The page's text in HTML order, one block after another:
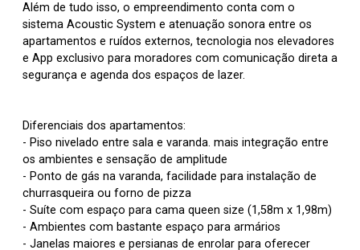
Além de tudo isso, o empreendimento conta com o
sistema Acoustic System e atenuação sonora entre os
apartamentos e ruídos externos, tecnologia nos elevadores
e App exclusivo para moradores com comunicação direta a
segurança e agenda dos espaços de lazer.
Diferenciais dos apartamentos:
- Piso nivelado entre sala e varanda. mais integração entre
os ambientes e sensação de amplitude
- Ponto de gás na varanda, facilidade para instalação de
churrasqueira ou forno de pizza
- Suíte com espaço para cama queen size (1,58m x 1,98m)
- Ambientes com bastante espaço para armários
- Janelas maiores e persianas de enrolar para oferecer